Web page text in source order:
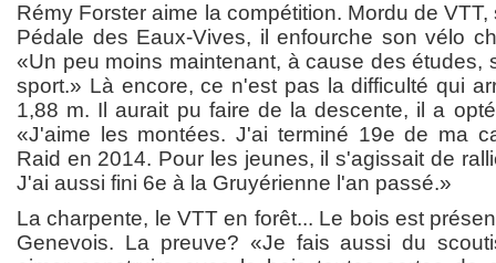
Rémy Forster aime la compétition. Mordu de
Pédale des Eaux-Vives, il enfourche son vélo
«Un peu moins maintenant, à cause des études,
sport.» Là encore, ce n'est pas la difficulté qui
1,88 m. Il aurait pu faire de la descente, il a
«J'aime les montées. J'ai terminé 19e de ma
Raid en 2014. Pour les jeunes, il s'agissait de
J'ai aussi fini 6e à la Gruyérienne l'an passé.»
La charpente, le VTT en forêt... Le bois est
Genevois. La preuve? «Je fais aussi du